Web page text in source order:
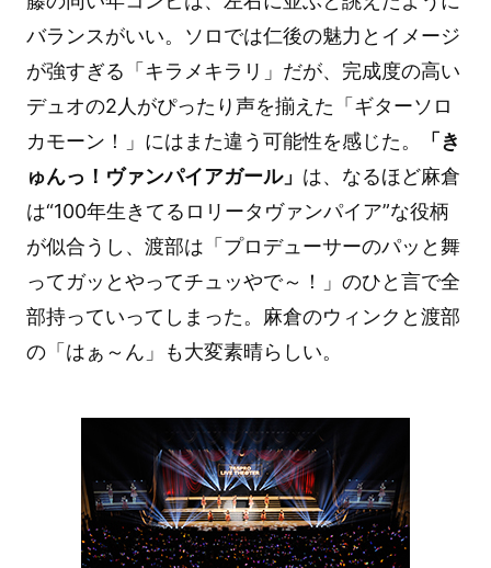
バランスがいい。ソロでは仁後の魅力とイメージ
が強すぎる「キラメキラリ」だが、完成度の高い
デュオの2人がぴったり声を揃えた「ギターソロ
カモーン！」にはまた違う可能性を感じた。
「き
ゅんっ！ヴァンパイアガール」 は、なるほど麻倉
は“100年生きてるロリータヴァンパイア”な役柄
が似合うし、渡部は「プロデューサーのパッと舞
ってガッとやってチュッやで～！」のひと言で全
部持っていってしまった。麻倉のウィンクと渡部
の「はぁ～ん」も大変素晴らしい。